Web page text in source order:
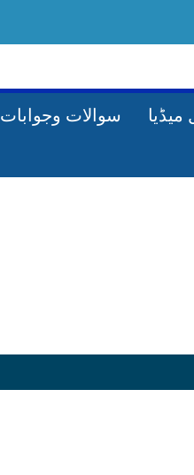
سوالات وجوابات